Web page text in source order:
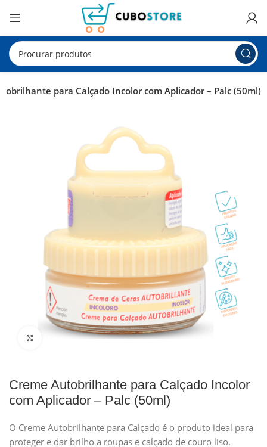
para Calçado Incolor com Aplicador – Palc (50ml)
Clique para ampliar
Creme Autobrilhante para Calçado Incolor
com Aplicador – Palc (50ml)
O Creme Autobrilhante para Calçado é o produto ideal para
proteger e dar brilho a roupas e calçado de couro liso.